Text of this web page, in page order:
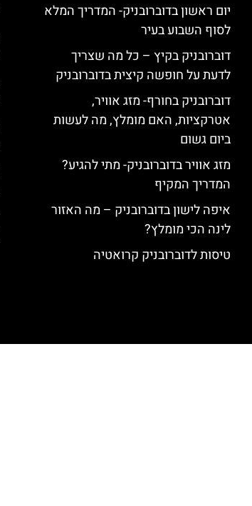
יום ראשון בדוברובניק- המדריך המלא
לסוף השבוע בעיר
דוברובניק בקיץ – כל מה שצריך
לדעת על חופשה קיצית בדוברובניק
דוברובניק בחורף- מזג אוויר,
אטרקציות, האם מומלץ, מה לעשות
ביום גשום
מזג אוויר בדוברובניק- מתי להגיע?
המדריך המקיף
איפה לישון בדוברובניק – מה האזור
לינה הכי מומלץ?
טיסות לדוברובניק קרואטיה